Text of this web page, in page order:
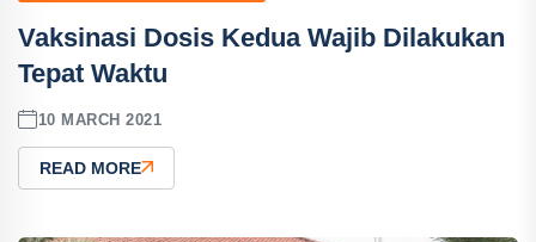
Vaksinasi Dosis Kedua Wajib Dilakukan
Tepat Waktu
10 MARCH 2021
READ MORE